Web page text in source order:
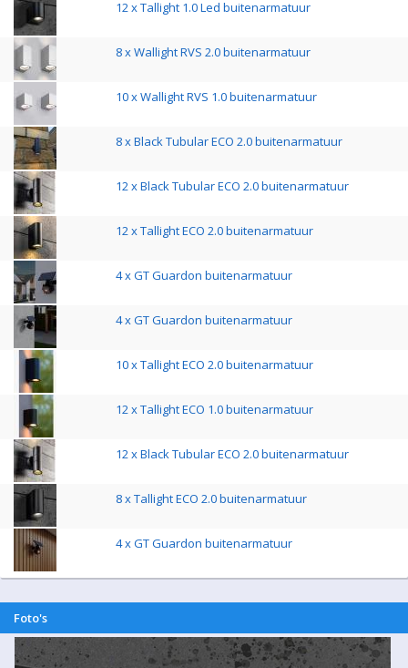
12 x Tallight 1.0 Led buitenarmatuur
8 x Wallight RVS 2.0 buitenarmatuur
10 x Wallight RVS 1.0 buitenarmatuur
8 x Black Tubular ECO 2.0 buitenarmatuur
12 x Black Tubular ECO 2.0 buitenarmatuur
12 x Tallight ECO 2.0 buitenarmatuur
4 x GT Guardon buitenarmatuur
4 x GT Guardon buitenarmatuur
10 x Tallight ECO 2.0 buitenarmatuur
12 x Tallight ECO 1.0 buitenarmatuur
12 x Black Tubular ECO 2.0 buitenarmatuur
8 x Tallight ECO 2.0 buitenarmatuur
4 x GT Guardon buitenarmatuur
Foto's